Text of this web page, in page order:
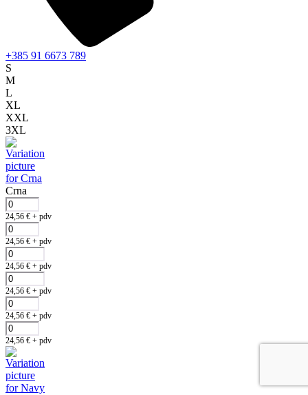
+385 91 6673 789
S
M
L
XL
XXL
3XL
Crna
24,56 € + pdv
24,56 € + pdv
24,56 € + pdv
24,56 € + pdv
24,56 € + pdv
24,56 € + pdv